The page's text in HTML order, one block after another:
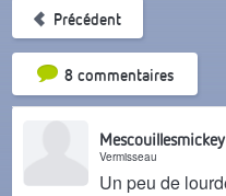
Précédent
8 commentaires
Tri par
Mescouillesmickey
Vermisseau
Un peu de